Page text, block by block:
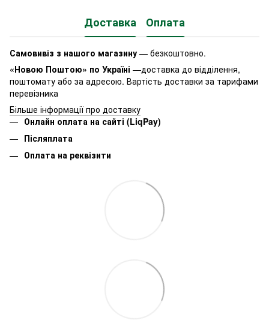
Доставка Оплата
Самовивіз з нашого магазину — безкоштовно.
«Новою Поштою» по Україні —доставка до відділення,
поштомату або за адресою. Вартість доставки за тарифами
перевізника
Більше інформації про доставку
Онлайн оплата на сайті (LiqPay)
Післяплата
Оплата на реквізити